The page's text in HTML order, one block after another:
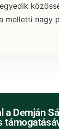
melletti nagy
a Demján